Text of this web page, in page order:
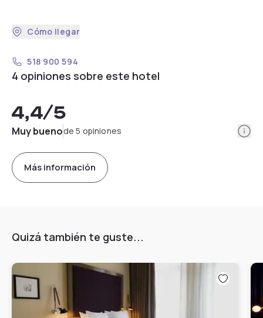
Cómo llegar
518 900 594
4 opiniones sobre este hotel
4,4/5
Muy buenode 5 opiniones
Más información
Quizá también te guste...